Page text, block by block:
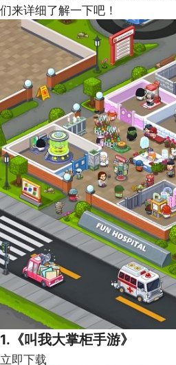
们来详细了解一下吧！
1.《叫我大掌柜手游》
立即下载